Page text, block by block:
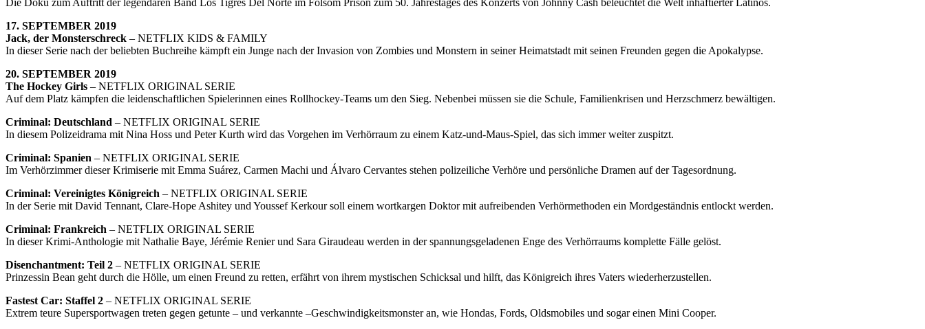
17. SEPTEMBER 2019
Jack, der Monsterschreck – NETFLIX KIDS & FAMILY
In dieser Serie nach der beliebten Buchreihe kämpft ein Junge nach der Invasion von Zombies und Monstern in seiner Heimatstadt mit seinen Freunden gegen die Apokalypse.
20. SEPTEMBER 2019
The Hockey Girls – NETFLIX ORIGINAL SERIE
Auf dem Platz kämpfen die leidenschaftlichen Spielerinnen eines Rollhockey-Teams um den Sieg. Nebenbei müssen sie die Schule, Familienkrisen und Herzschmerz bewältigen.
Criminal: Deutschland – NETFLIX ORIGINAL SERIE
In diesem Polizeidrama mit Nina Hoss und Peter Kurth wird das Vorgehen im Verhörraum zu einem Katz-und-Maus-Spiel, das sich immer weiter zuspitzt.
Criminal: Spanien – NETFLIX ORIGINAL SERIE
Im Verhörzimmer dieser Krimiserie mit Emma Suárez, Carmen Machi und Álvaro Cervantes stehen polizeiliche Verhöre und persönliche Dramen auf der Tagesordnung.
Criminal: Vereinigtes Königreich – NETFLIX ORIGINAL SERIE
In der Serie mit David Tennant, Clare-Hope Ashitey und Youssef Kerkour soll einem wortkargen Doktor mit aufreibenden Verhörmethoden ein Mordgeständnis entlockt werden.
Criminal: Frankreich – NETFLIX ORIGINAL SERIE
In dieser Krimi-Anthologie mit Nathalie Baye, Jérémie Renier und Sara Giraudeau werden in der spannungsgeladenen Enge des Verhörraums komplette Fälle gelöst.
Disenchantment: Teil 2 – NETFLIX ORIGINAL SERIE
Prinzessin Bean geht durch die Hölle, um einen Freund zu retten, erfährt von ihrem mystischen Schicksal und hilft, das Königreich ihres Vaters wiederherzustellen.
Fastest Car: Staffel 2 – NETFLIX ORIGINAL SERIE
Extrem teure Supersportwagen treten gegen getunte – und verkannte –Geschwindigkeitsmonster an, wie Hondas, Fords, Oldsmobiles und sogar einen Mini Cooper.